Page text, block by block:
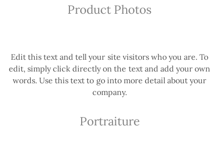
Product Photos
Edit this text and tell your site visitors who you are. To
edit, simply click directly on the text and add your own
words. Use this text to go into more detail about your
company.
Portraiture